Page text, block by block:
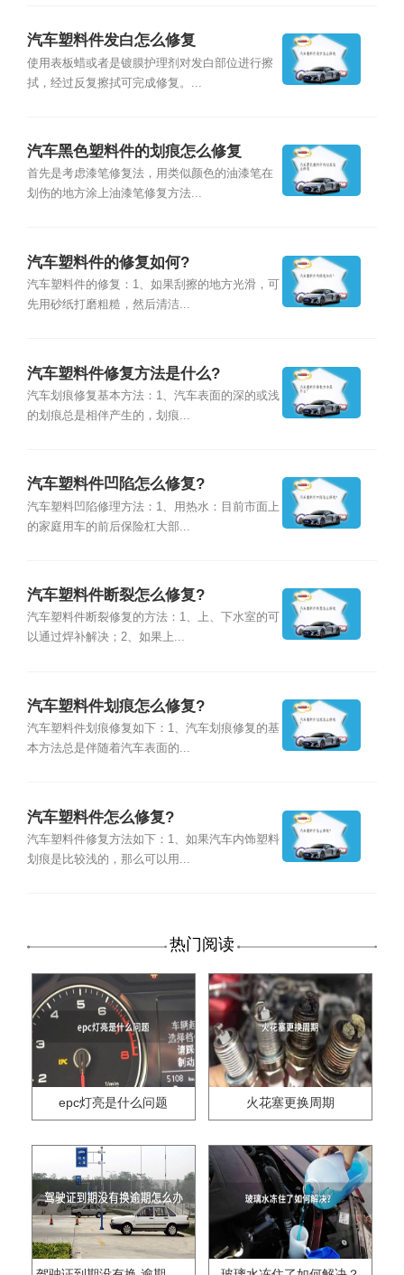
汽车塑料件发白怎么修复
使用表板蜡或者是镀膜护理剂对发白部位进行擦
拭，经过反复擦拭可完成修复。...
汽车黑色塑料件的划痕怎么修复
首先是考虑漆笔修复法，用类似颜色的油漆笔在
划伤的地方涂上油漆笔修复方法...
汽车塑料件的修复如何?
汽车塑料件的修复：1、如果刮擦的地方光滑，可
先用砂纸打磨粗糙，然后清洁...
汽车塑料件修复方法是什么?
汽车划痕修复基本方法：1、汽车表面的深的或浅
的划痕总是相伴产生的，划痕...
汽车塑料件凹陷怎么修复?
汽车塑料凹陷修理方法：1、用热水：目前市面上
的家庭用车的前后保险杠大部...
汽车塑料件断裂怎么修复?
汽车塑料件断裂修复的方法：1、上、下水室的可
以通过焊补解决；2、如果上...
汽车塑料件划痕怎么修复?
汽车塑料件划痕修复如下：1、汽车划痕修复的基
本方法总是伴随着汽车表面的...
汽车塑料件怎么修复?
汽车塑料件修复方法如下：1、如果汽车内饰塑料
划痕是比较浅的，那么可以用...
热门阅读
epc灯亮是什么问题 火花塞更换周期